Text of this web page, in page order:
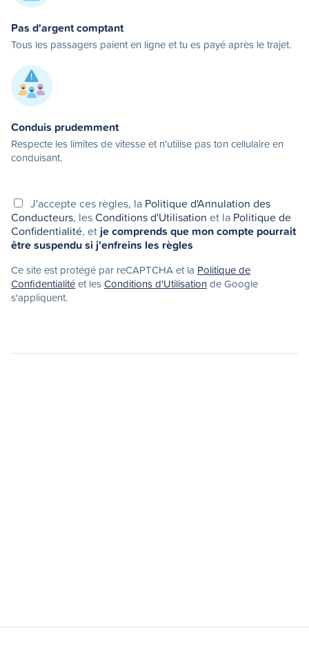
Pas d'argent comptant
Tous les passagers paient en ligne et tu es payé après le trajet.
Conduis prudemment
Respecte les limites de vitesse et n'utilise pas ton cellulaire en
conduisant.
J'accepte ces règles, la Politique d'Annulation des
Conducteurs, lesConditions d'Utilisation et la Politique de
Confidentialité, etje comprends que mon compte pourrait
être suspendu si j'enfreins les règles
Ce site est protégé par reCAPTCHA et la Politique de
Confidentialitéet lesConditions d'Utilisationde Google
s'appliquent.